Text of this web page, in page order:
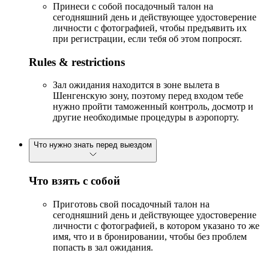
Принеси с собой посадочный талон на
сегодняшний день и действующее удостоверение
личности с фотографией, чтобы предъявить их
при регистрации, если тебя об этом попросят.
Rules & restrictions
Зал ожидания находится в зоне вылета в
Шенгенскую зону, поэтому перед входом тебе
нужно пройти таможенный контроль, досмотр и
другие необходимые процедуры в аэропорту.
Что нужно знать перед выездом
Что взять с собой
Приготовь свой посадочный талон на
сегодняшний день и действующее удостоверение
личности с фотографией, в котором указано то же
имя, что и в бронировании, чтобы без проблем
попасть в зал ожидания.